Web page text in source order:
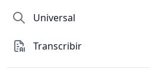
Universal
Transcribir